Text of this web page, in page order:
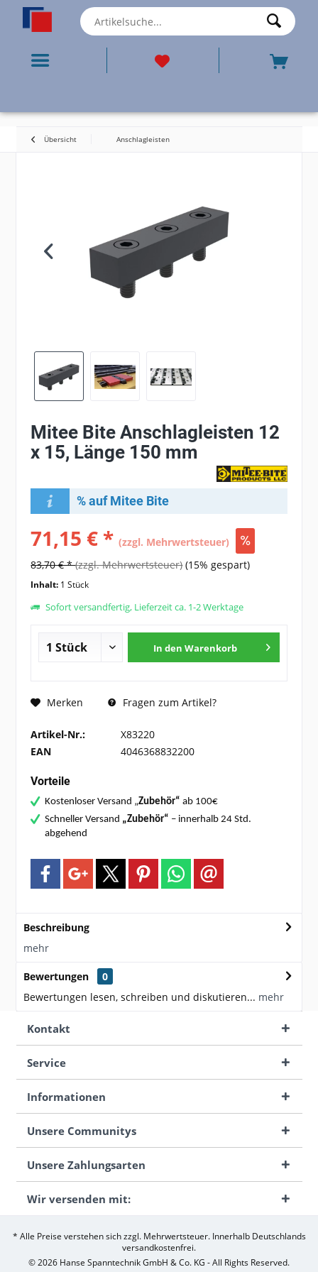
Übersicht Anschlagleisten
Mitee Bite Anschlagleisten 12
x 15, Länge 150 mm
% auf Mitee Bite
71,15 € *(zzgl. Mehrwertsteuer)
83,70 € *(zzgl. Mehrwertsteuer) (15% gespart)
Inhalt: 1 Stück
Sofort versandfertig, Lieferzeit ca. 1-2 Werktage
In den Warenkorb
Merken Fragen zum Artikel?
Artikel-Nr.:
X83220
EAN
4046368832200
Vorteile
Kostenloser Versand „Zubehör“ ab 100€
Schneller Versand „Zubehör“ – innerhalb 24 Std.
abgehend
Beschreibung
mehr
Bewertungen
0
Bewertungen lesen, schreiben und diskutieren... mehr
Kontakt
Service
Informationen
Unsere Communitys
Unsere Zahlungsarten
Wir versenden mit:
* Alle Preise verstehen sich zzgl. Mehrwertsteuer. Innerhalb Deutschlands
versandkostenfrei.
© 2026 Hanse Spanntechnik GmbH & Co. KG - All Rights Reserved.